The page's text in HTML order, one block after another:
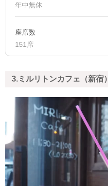
年中無休
座席数
151席
3.ミルリトンカフェ（新宿）